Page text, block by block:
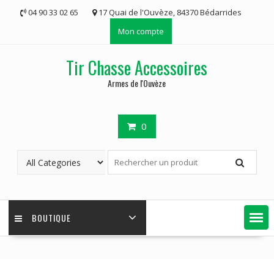
04 90 33 02 65
17 Quai de l'Ouvèze, 84370 Bédarrides
Mon compte
Tir Chasse Accessoires
Armes de l'Ouvèze
0
BOUTIQUE